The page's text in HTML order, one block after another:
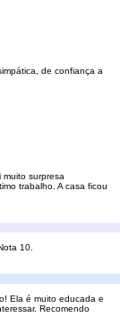
de confiança a
surpresa
trabalho. A casa ficou
10.
Ela é muito educada e
Recomendo